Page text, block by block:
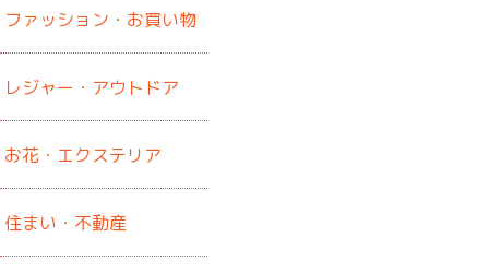
ファッション・お買い物
レジャー・アウトドア
お花・エクステリア
住まい・不動産